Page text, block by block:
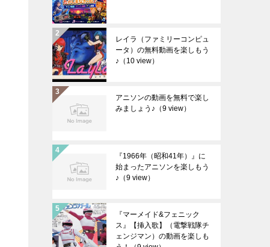
レイラ（ファミリーコンピュ
ータ）の無料動画を楽しもう
♪ （10 view）
アニソンの動画を無料で楽し
みましょう♪ （9 view）
『1966年（昭和41年）』に
始まったアニソンを楽しもう
♪ （9 view）
『マーメイド&フェニック
ス』【挿入歌】（電撃戦隊チ
ェンジマン）の動画を楽しも